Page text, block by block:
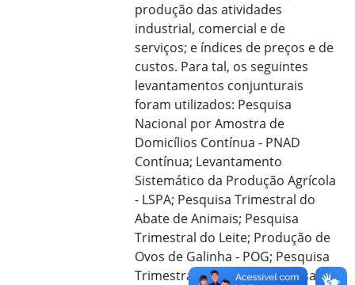
produção das atividades
industrial, comercial e de
serviços; e índices de preços e de
custos. Para tal, os seguintes
levantamentos conjunturais
foram utilizados: Pesquisa
Nacional por Amostra de
Domicílios Contínua - PNAD
Contínua; Levantamento
Sistemático da Produção Agrícola
- LSPA; Pesquisa Trimestral do
Abate de Animais; Pesquisa
Trimestral do Leite; Produção de
Ovos de Galinha - POG; Pesquisa
Trimestral do Couro; Pesquisa